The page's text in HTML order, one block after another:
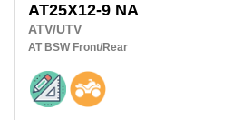
AT25X12-9 NA
ATV/UTV
AT BSW Front/Rear